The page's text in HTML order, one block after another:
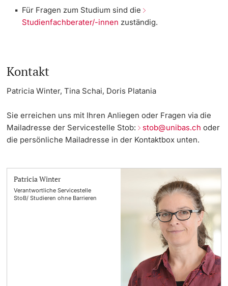
Für Fragen zum Studium sind die
Studienfachberater/-innen zuständig.
Kontakt
Patricia Winter,Tina Schai, Doris Platania
Sie erreichen uns mit Ihren Anliegen oder Fragen via die
Mailadresse der Servicestelle Stob: stob@unibas.ch oder
die persönliche Mailadresse in der Kontaktbox unten.
Patricia Winter
Verantwortliche Servicestelle
StoB/ Studieren ohne Barrieren